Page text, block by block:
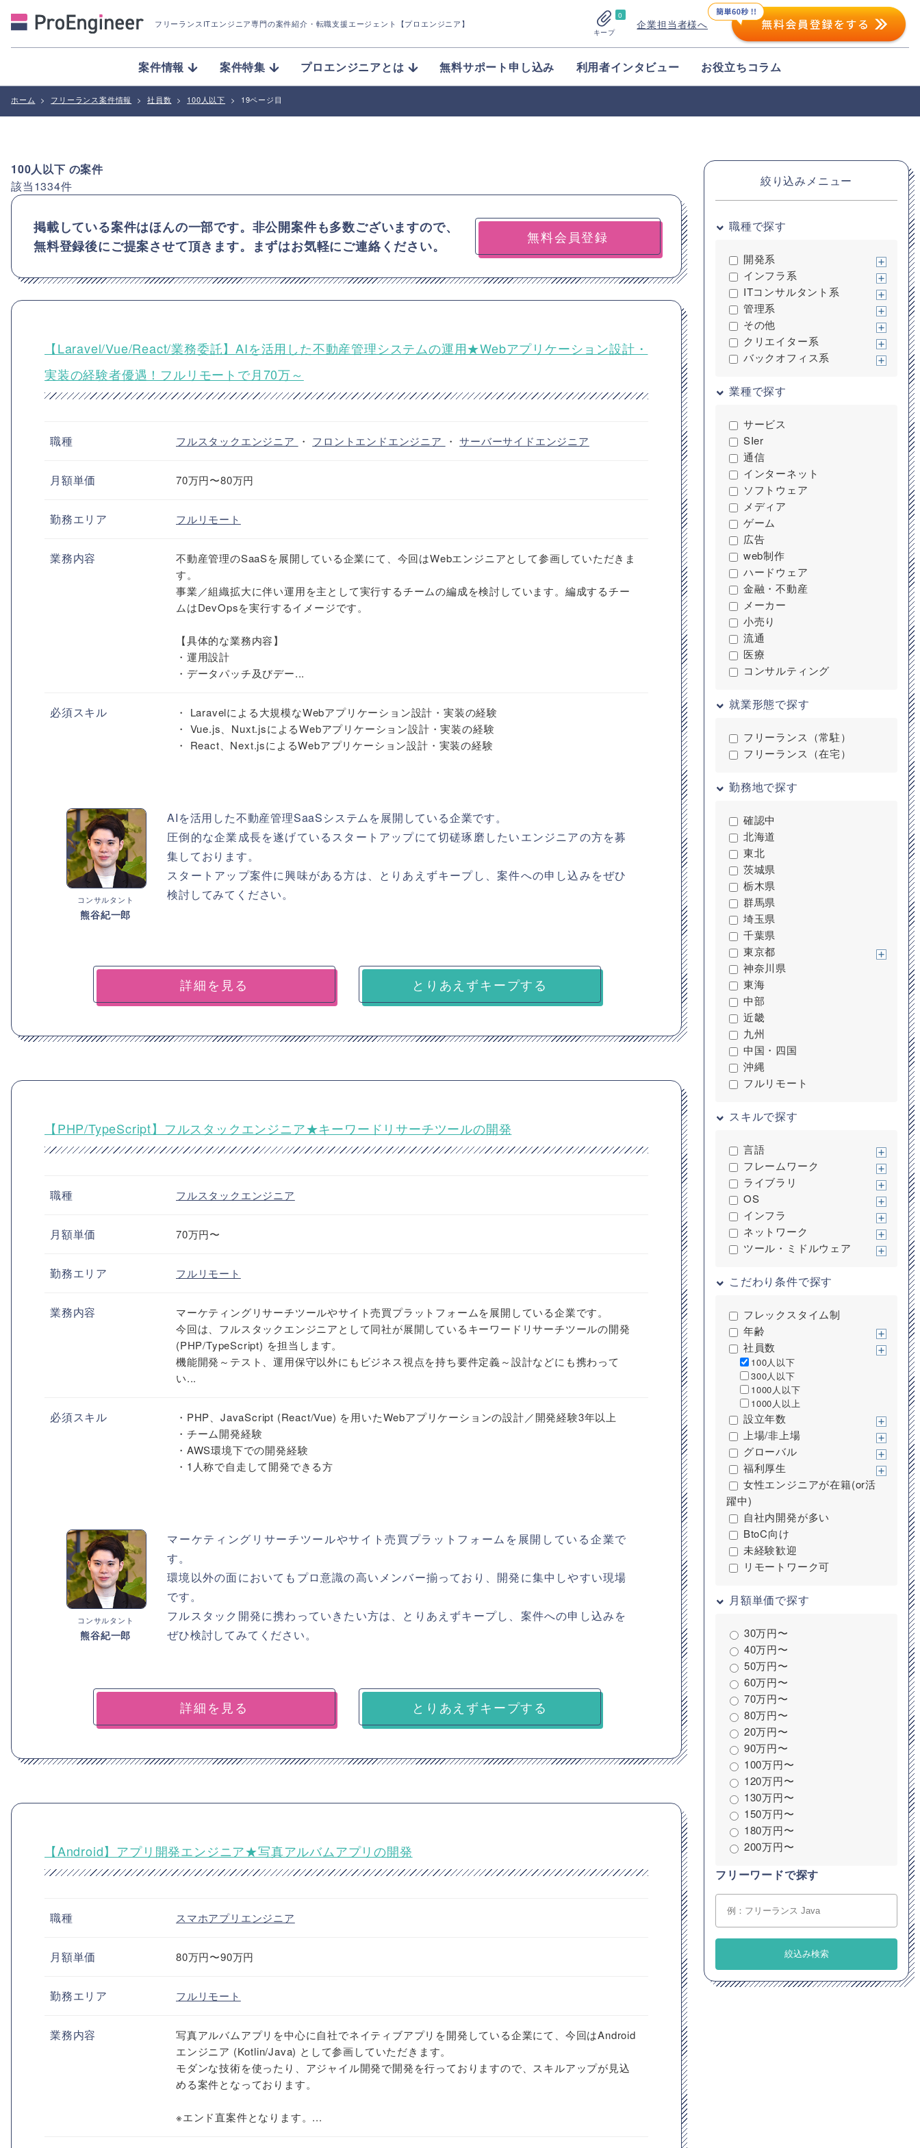
フリーランスITエンジニア専門の案件紹介 ・転職支援エージェント【プロエンジニア】
0
キープ
企業担当者様へ
案件情報 案件特集 プロエンジニアとは 無料サポート申し込み 利用者インタビュー お役立ちコラム
ホーム > フリーランス案件情報 > 社員数 > 100人以下 > 19ページ目
100人以下 の案件
該当1334件
掲載している案件はほんの一部です。非公開案件も多数ございますので、
無料登録後にご提案させて頂きます。まずはお気軽にご連絡ください。
無料会員登録
【Laravel/Vue/React/業務委託】AIを活用した不動産管理システムの運用★Webアプリケーション設計・
実装の経験者優遇！フルリモートで月70万～
職種 フルスタックエンジニア ・ フロントエンドエンジニア ・サーバーサイドエンジニア
月額単価 70万円〜80万円
勤務エリア フルリモート
業務内容
不動産管理のSaaSを展開している企業にて、今回はWebエンジニアとして参画していただきま
す。
事業／組織拡大に伴い運用を主として実行するチームの編成を検討しています。編成するチー
ムはDevOpsを実行するイメージです。
【具体的な業務内容】
・運用設計
・データパッチ及びデー...
必須スキル
・ Laravelによる大規模なWebアプリケーション設計・実装の経験
・ Vue.js、Nuxt.jsによるWebアプリケーション設計・実装の経験
・ React、Next.jsによるWebアプリケーション設計・実装の経験
コンサルタント
熊谷紀一郎
AIを活用した不動産管理SaaSシステムを展開している企業です。
圧倒的な企業成長を遂げているスタートアップにて切磋琢磨したいエンジニアの方を募
集しております。
スタートアップ案件に興味がある方は、とりあえずキープし、案件への申し込みをぜひ
検討してみてください。
詳細を見る とりあえずキープする
【PHP/TypeScript】フルスタックエンジニア★キーワードリサーチツールの開発
職種 フルスタックエンジニア
月額単価 70万円〜
勤務エリア フルリモート
業務内容
マーケティングリサーチツールやサイト売買プラットフォームを展開している企業です。
今回は、フルスタックエンジニアとして同社が展開しているキーワードリサーチツールの開発
(PHP/TypeScript) を担当します。
機能開発～テスト、運用保守以外にもビジネス視点を持ち要件定義～設計などにも携わって
い...
必須スキル
・PHP、JavaScript (React/Vue) を用いたWebアプリケーションの設計／開発経験3年以上
・チーム開発経験
・AWS環境下での開発経験
・1人称で自走して開発できる方
コンサルタント
熊谷紀一郎
マーケティングリサーチツールやサイト売買プラットフォームを展開している企業で
す。
環境以外の面においてもプロ意識の高いメンバー揃っており、開発に集中しやすい現場
です。
フルスタック開発に携わっていきたい方は、とりあえずキープし、案件への申し込みを
ぜひ検討してみてください。
詳細を見る とりあえずキープする
【Android】アプリ開発エンジニア★写真アルバムアプリの開発
職種 スマホアプリエンジニア
月額単価 80万円〜90万円
勤務エリア フルリモート
業務内容
写真アルバムアプリを中心に自社でネイティブアプリを開発している企業にて、今回はAndroid
エンジニア (Kotlin/Java) として参画していただきます。
モダンな技術を使ったり、アジャイル開発で開発を行っておりますので、スキルアップが見込
める案件となっております。
※エンド直案件となります。...
絞り込みメニュー
職種で探す
開発系
インフラ系
ITコンサルタント系
管理系
その他
クリエイター系
バックオフィス系
業種で探す
サービス
SIer
通信
インターネット
ソフトウェア
メディア
ゲーム
広告
web制作
ハードウェア
金融・不動産
メーカー
小売り
流通
医療
コンサルティング
就業形態で探す
フリーランス（常駐）
フリーランス（在宅）
勤務地で探す
確認中
北海道
東北
茨城県
栃木県
群馬県
埼玉県
千葉県
東京都
神奈川県
東海
中部
近畿
九州
中国・四国
沖縄
フルリモート
スキルで探す
言語
フレームワーク
ライブラリ
OS
インフラ
ネットワーク
ツール・ミドルウェア
こだわり条件で探す
フレックスタイム制
年齢
社員数
100人以下
300人以下
1000人以下
1000人以上
設立年数
上場/非上場
グローバル
福利厚生
女性エンジニアが在籍(or活
躍中)
自社内開発が多い
BtoC向け
未経験歓迎
リモートワーク可
月額単価で探す
30万円〜
40万円〜
50万円〜
60万円〜
70万円〜
80万円〜
20万円〜
90万円〜
100万円〜
120万円〜
130万円〜
150万円〜
180万円〜
200万円〜
フリーワードで探す